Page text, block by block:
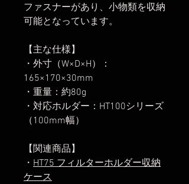
ファスナーがあり、小物類を収納
可能となっています。
【主な仕様】
・外寸（W×D×H）：
165×170×30mm
・重量：約80g
・対応ホルダー：HT100シリーズ
（100mm幅）
【関連商品】
・ HT75 フィルターホルダー収納
ケース